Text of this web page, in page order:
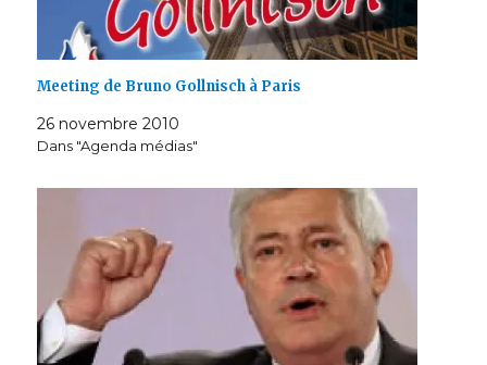
Meeting de Bruno Gollnisch à Paris
26 novembre 2010
Dans "Agenda médias"